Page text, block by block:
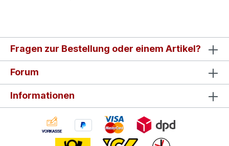
Fragen zur Bestellung oder einem Artikel?
Forum
Informationen